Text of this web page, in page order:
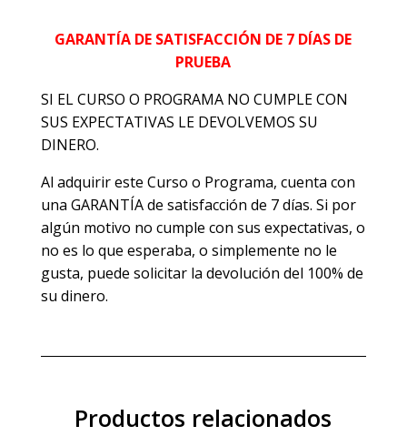
GARANTÍA DE SATISFACCIÓN DE 7 DÍAS DE
PRUEBA
SI EL CURSO O PROGRAMA NO CUMPLE CON
SUS EXPECTATIVAS LE DEVOLVEMOS SU
DINERO.
Al adquirir este Curso o Programa, cuenta con
una GARANTÍA de satisfacción de 7 días. Si por
algún motivo no cumple con sus expectativas, o
no es lo que esperaba, o simplemente no le
gusta, puede solicitar la devolución del 100% de
su dinero.
Productos relacionados